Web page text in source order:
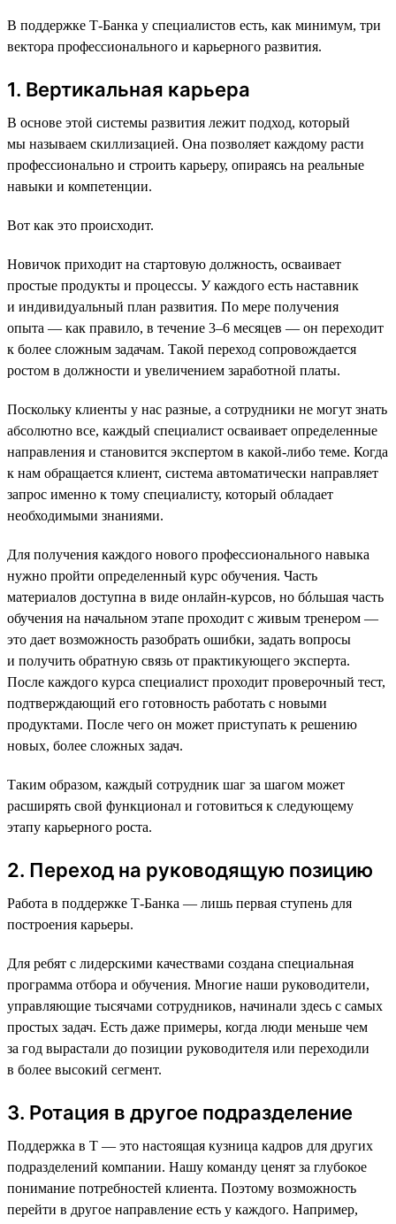
В поддержке Т-Банка у специалистов есть, как минимум, три
вектора профессионального и карьерного развития.
1. Вертикальная карьера
В основе этой системы развития лежит подход, который
мы называем скиллизацией. Она позволяет каждому расти
профессионально и строить карьеру, опираясь на реальные
навыки и компетенции.
Вот как это происходит.
Новичок приходит на стартовую должность, осваивает
простые продукты и процессы. У каждого есть наставник
и индивидуальный план развития. По мере получения
опыта — как правило, в течение 3–6 месяцев — он переходит
к более сложным задачам. Такой переход сопровождается
ростом в должности и увеличением заработной платы.
Поскольку клиенты у нас разные, а сотрудники не могут знать
абсолютно все, каждый специалист осваивает определенные
направления и становится экспертом в какой-либо теме. Когда
к нам обращается клиент, система автоматически направляет
запрос именно к тому специалисту, который обладает
необходимыми знаниями.
Для получения каждого нового профессионального навыка
нужно пройти определенный курс обучения. Часть
материалов доступна в виде онлайн-курсов, но бóльшая часть
обучения на начальном этапе проходит с живым тренером —
это дает возможность разобрать ошибки, задать вопросы
и получить обратную связь от практикующего эксперта.
После каждого курса специалист проходит проверочный тест,
подтверждающий его готовность работать с новыми
продуктами. После чего он может приступать к решению
новых, более сложных задач.
Таким образом, каждый сотрудник шаг за шагом может
расширять свой функционал и готовиться к следующему
этапу карьерного роста.
2. Переход на руководящую позицию
Работа в поддержке Т-Банка — лишь первая ступень для
построения карьеры.
Для ребят с лидерскими качествами создана специальная
программа отбора и обучения. Многие наши руководители,
управляющие тысячами сотрудников, начинали здесь с самых
простых задач. Есть даже примеры, когда люди меньше чем
за год вырастали до позиции руководителя или переходили
в более высокий сегмент.
3. Ротация в другое подразделение
Поддержка в Т — это настоящая кузница кадров для других
подразделений компании. Нашу команду ценят за глубокое
понимание потребностей клиента. Поэтому возможность
перейти в другое направление есть у каждого. Например,